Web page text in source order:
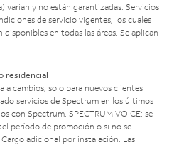
varían y no están garantizadas. Servicios
de servicio vigentes, los cuales
en todas las áreas. Se aplican
residencial
cambios; solo para nuevos clientes
servicios de Spectrum en los últimos
con Spectrum. SPECTRUM VOICE: se
período de promoción o si no se
adicional por instalación. Las